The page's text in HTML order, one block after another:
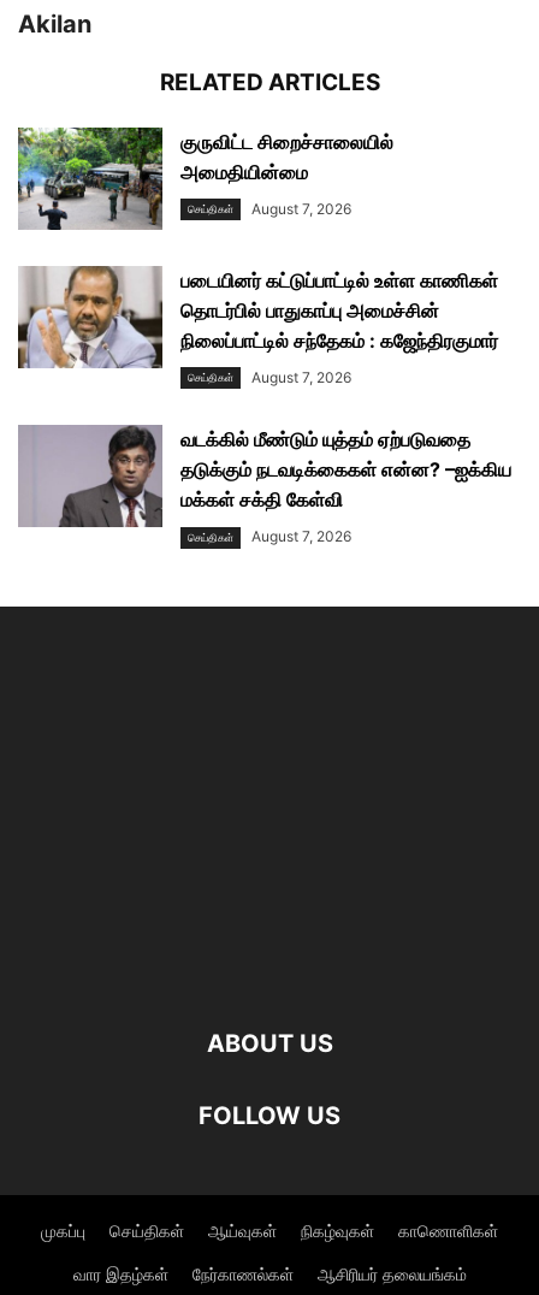
Akilan
RELATED ARTICLES
குருவிட்ட சிறைச்சாலையில்
அமைதியின்மை
செய்திகள் August 7, 2026
படையினர் கட்டுப்பாட்டில் உள்ள காணிகள்
தொடர்பில் பாதுகாப்பு அமைச்சின்
நிலைப்பாட்டில் சந்தேகம் : கஜேந்திரகுமார்
செய்திகள் August 7, 2026
வடக்கில் மீண்டும் யுத்தம் ஏற்படுவதை
தடுக்கும் நடவடிக்கைகள் என்ன? –ஐக்கிய
மக்கள் சக்தி கேள்வி
செய்திகள் August 7, 2026
ABOUT US
FOLLOW US
முகப்பு செய்திகள் ஆய்வுகள் நிகழ்வுகள் காணொளிகள்
வார இதழ்கள் நேர்காணல்கள் ஆசிரியர் தலையங்கம்